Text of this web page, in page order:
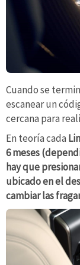
Cuando se
escanear un
cercana para
En teoría cada
6 meses
hay que
ubicado en el
cambiar las